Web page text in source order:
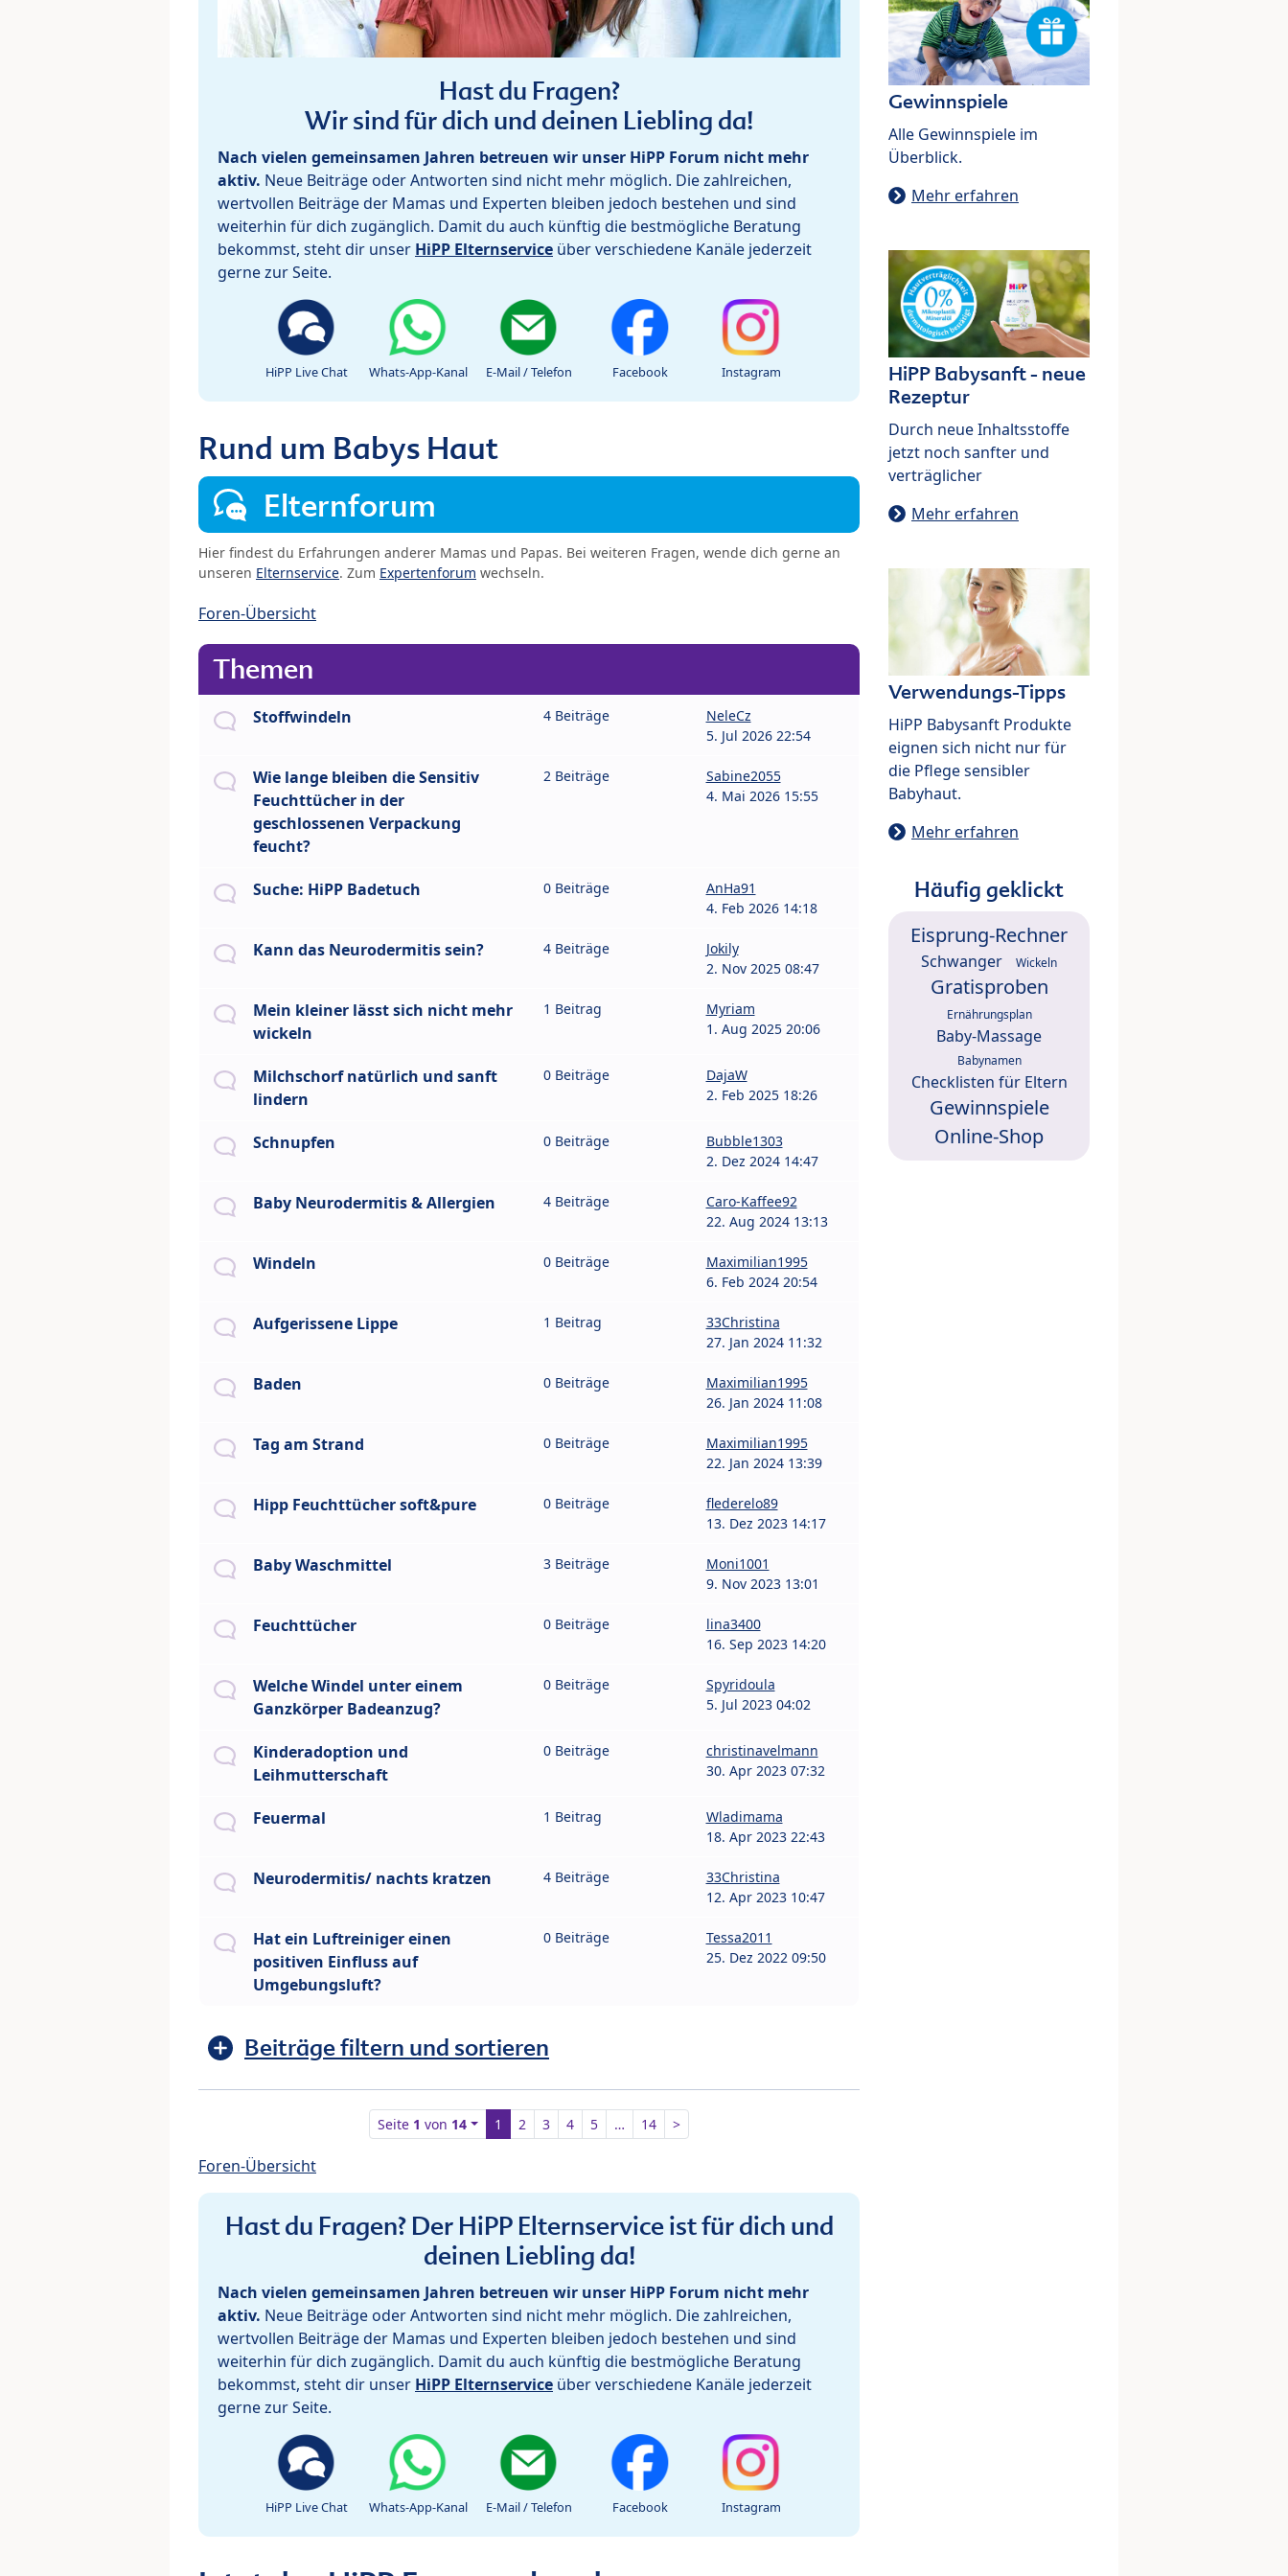
Hast du Fragen?
Wir sind für dich und deinen Liebling da!
Nach vielen gemeinsamen Jahren betreuen wir unser HiPP Forum nicht mehr
aktiv. Neue Beiträge oder Antworten sind nicht mehr möglich. Die zahlreichen,
wertvollen Beiträge der Mamas und Experten bleiben jedoch bestehen und sind
weiterhin für dich zugänglich. Damit du auch künftig die bestmögliche Beratung
bekommst, steht dir unser HiPP Elternservice über verschiedene Kanäle jederzeit
gerne zur Seite.
HiPP Live Chat Whats-App-Kanal E-Mail / Telefon Facebook Instagram
Rund um Babys Haut
Elternforum
Hier findest du Erfahrungen anderer Mamas und Papas. Bei weiteren Fragen, wende dich gerne an
unseren Elternservice. Zum Expertenforum wechseln.
Foren-Übersicht
Themen
Stoffwindeln 4 Beiträge
NeleCz
5. Jul 2026 22:54
Wie lange bleiben die Sensitiv
Feuchttücher in der
geschlossenen Verpackung
feucht?
2 Beiträge
Sabine2055
4. Mai 2026 15:55
Suche: HiPP Badetuch 0 Beiträge
AnHa91
4. Feb 2026 14:18
Kann das Neurodermitis sein? 4 Beiträge
Jokily
2. Nov 2025 08:47
Mein kleiner lässt sich nicht mehr
wickeln
1 Beitrag
Myriam
1. Aug 2025 20:06
Milchschorf natürlich und sanft
lindern
0 Beiträge
DajaW
2. Feb 2025 18:26
Schnupfen 0 Beiträge
Bubble1303
2. Dez 2024 14:47
Baby Neurodermitis & Allergien 4 Beiträge
Caro-Kaffee92
22. Aug 2024 13:13
Windeln 0 Beiträge
Maximilian1995
6. Feb 2024 20:54
Aufgerissene Lippe 1 Beitrag
33Christina
27. Jan 2024 11:32
Baden 0 Beiträge
Maximilian1995
26. Jan 2024 11:08
Tag am Strand 0 Beiträge
Maximilian1995
22. Jan 2024 13:39
Hipp Feuchttücher soft&pure 0 Beiträge
flederelo89
13. Dez 2023 14:17
Baby Waschmittel 3 Beiträge
Moni1001
9. Nov 2023 13:01
Feuchttücher 0 Beiträge
lina3400
16. Sep 2023 14:20
Welche Windel unter einem
Ganzkörper Badeanzug?
0 Beiträge
Spyridoula
5. Jul 2023 04:02
Kinderadoption und
Leihmutterschaft
0 Beiträge
christinavelmann
30. Apr 2023 07:32
Feuermal 1 Beitrag
Wladimama
18. Apr 2023 22:43
Neurodermitis/ nachts kratzen 4 Beiträge
33Christina
12. Apr 2023 10:47
Hat ein Luftreiniger einen
positiven Einfluss auf
Umgebungsluft?
0 Beiträge
Tessa2011
25. Dez 2022 09:50
Beiträge filtern und sortieren
Seite 1 von 14 1 2 3 4 5 … 14 >
Foren-Übersicht
Hast du Fragen? Der HiPP Elternservice ist für dich und
deinen Liebling da!
Nach vielen gemeinsamen Jahren betreuen wir unser HiPP Forum nicht mehr
aktiv. Neue Beiträge oder Antworten sind nicht mehr möglich. Die zahlreichen,
wertvollen Beiträge der Mamas und Experten bleiben jedoch bestehen und sind
weiterhin für dich zugänglich. Damit du auch künftig die bestmögliche Beratung
bekommst, steht dir unser HiPP Elternservice über verschiedene Kanäle jederzeit
gerne zur Seite.
HiPP Live Chat Whats-App-Kanal E-Mail / Telefon Facebook Instagram
Gewinnspiele
Alle Gewinnspiele im
Überblick.
Mehr erfahren
HiPP Babysanft - neue
Rezeptur
Durch neue Inhaltsstoffe
jetzt noch sanfter und
verträglicher
Mehr erfahren
Verwendungs-Tipps
HiPP Babysanft Produkte
eignen sich nicht nur für
die Pflege sensibler
Babyhaut.
Mehr erfahren
Häufig geklickt
Eisprung-Rechner
Schwanger Wickeln
Gratisproben
Ernährungsplan
Baby-Massage
Babynamen
Checklisten für Eltern
Gewinnspiele
Online-Shop